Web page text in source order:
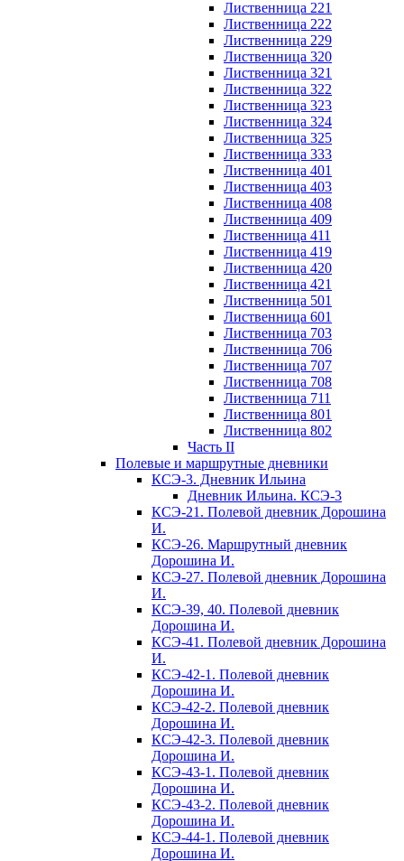
Лиственница 221
Лиственница 222
Лиственница 229
Лиственница 320
Лиственница 321
Лиственница 322
Лиственница 323
Лиственница 324
Лиственница 325
Лиственница 333
Лиственница 401
Лиственница 403
Лиственница 408
Лиственница 409
Лиственница 411
Лиственница 419
Лиственница 420
Лиственница 421
Лиственница 501
Лиственница 601
Лиственница 703
Лиственница 706
Лиственница 707
Лиственница 708
Лиственница 711
Лиственница 801
Лиственница 802
Часть II
Полевые и маршрутные дневники
КСЭ-3. Дневник Ильина
Дневник Ильина. КСЭ-3
КСЭ-21. Полевой дневник Дорошина
И.
КСЭ-26. Маршрутный дневник
Дорошина И.
КСЭ-27. Полевой дневник Дорошина
И.
КСЭ-39, 40. Полевой дневник
Дорошина И.
КСЭ-41. Полевой дневник Дорошина
И.
КСЭ-42-1. Полевой дневник
Дорошина И.
КСЭ-42-2. Полевой дневник
Дорошина И.
КСЭ-42-3. Полевой дневник
Дорошина И.
КСЭ-43-1. Полевой дневник
Дорошина И.
КСЭ-43-2. Полевой дневник
Дорошина И.
КСЭ-44-1. Полевой дневник
Дорошина И.